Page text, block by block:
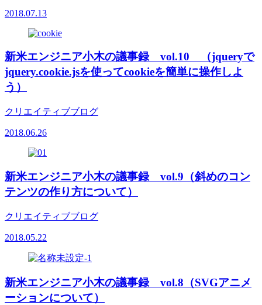
2018.07.13
新米エンジニア小木の議事録 vol.10 （jqueryで
jquery.cookie.jsを使ってcookieを簡単に操作しよ
う）
クリエイティブブログ
2018.06.26
新米エンジニア小木の議事録 vol.9（斜めのコン
テンツの作り方について）
クリエイティブブログ
2018.05.22
新米エンジニア小木の議事録 vol.8（SVGアニメ
ーションについて）